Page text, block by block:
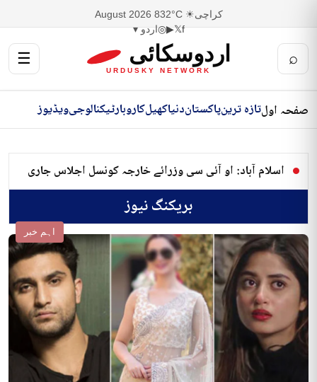
کراچی☀ 32°C
8 August 2026
f
𝕏
▶
◎اردو ▾
⌕ اردوسکائی
URDUSKY NETWORK
☰
صفحہ اولتازہ ترینپاکستاندنیاکھیلکاروبارٹیکنالوجیویڈیوز
اسلام آباد: او آئی سی وزرائے خارجہ کونسل اجلاس جاری
بریکنگ نیوز
اہم خبر